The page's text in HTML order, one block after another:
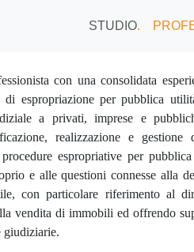
STUDIO.
con una consolidata
di espropriazione per pubblica
a privati, imprese e
realizzazione e
espropriative per
e alle questioni connesse alla
con particolare riferimento al
vendita di immobili ed offrendo
giudiziarie.